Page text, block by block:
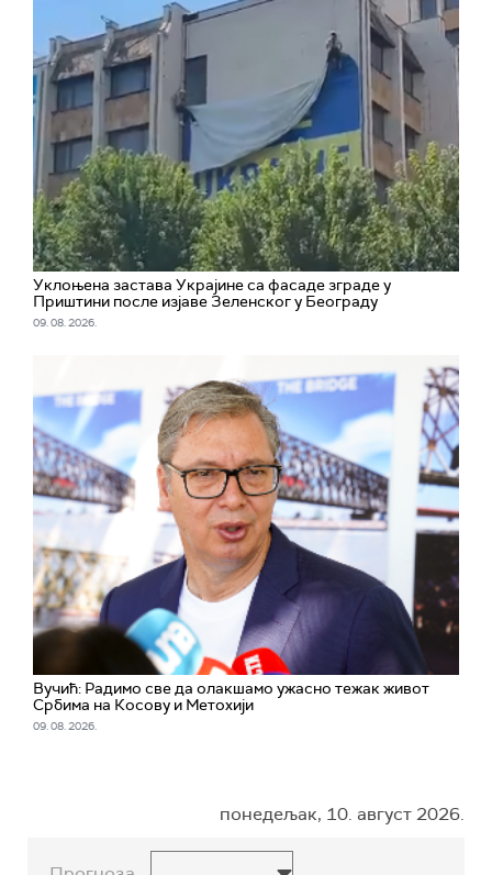
Уклоњена застава Украјине са фасаде зграде у
Приштини после изјаве Зеленског у Београду
09. 08. 2026.
Вучић: Радимо све да олакшамо ужасно тежак живот
Србима на Косову и Метохији
09. 08. 2026.
понедељак, 10. август 2026.